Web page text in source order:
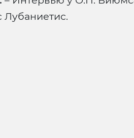
Лубаниетис.